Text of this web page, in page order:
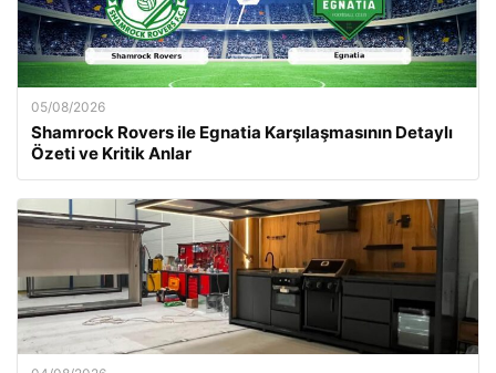
05/08/2026
Shamrock Rovers ile Egnatia Karşılaşmasının Detaylı
Özeti ve Kritik Anlar